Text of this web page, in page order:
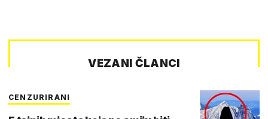
VEZANI ČLANCI
CENZURIRANI